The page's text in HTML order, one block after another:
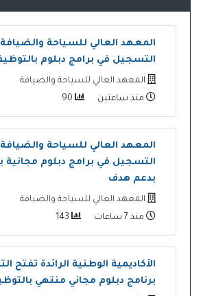
المعهد العالي للسياحة
التسجيل في برامج دبلوم
المعهد العالي للسياحة والضيافة
منذ ساعتين
المعهد العالي للسياحة
التسجيل في برامج دبلوم مجانية
بدعم هدف
المعهد العالي للسياحة والضيافة
منذ 7 ساعات
الأكاديمية الوطنية الرائدة تفتح
برنامج دبلوم مجاني منتهي